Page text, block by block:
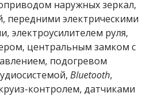
наружных зеркал,
передними электрическими
электроусилителем руля,
центральным замком с
подогревом
Bluetooth,
контролем, датчиками